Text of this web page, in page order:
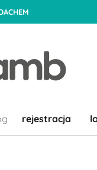
rejestracja